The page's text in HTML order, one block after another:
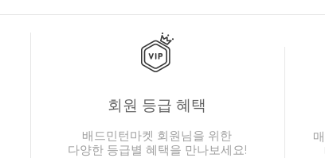
회원 등급 혜택
배드민턴마켓 회원님을 위한
다양한 등급별 혜택을 만나보세요!